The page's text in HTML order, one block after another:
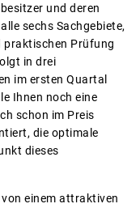
und deren
sechs Sachgebiete,
praktischen Prüfung
in drei
im ersten Quartal
Ihnen noch eine
schon im Preis
die optimale
dieses
einem attraktiven